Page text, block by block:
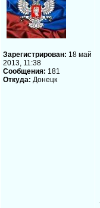
Зарегистрирован: 18 май
2013, 11:38
Сообщения: 181
Откуда: Донецк